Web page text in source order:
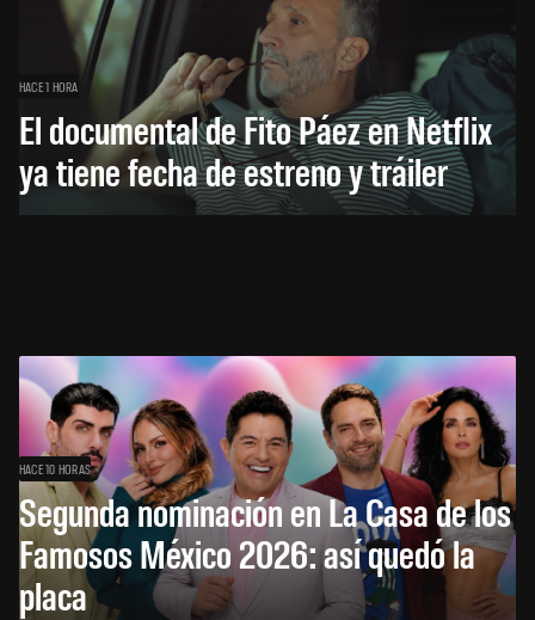
HACE 1 HORA
El documental de Fito Páez en Netflix
ya tiene fecha de estreno y tráiler
HACE 10 HORAS
Segunda nominación en La Casa de los
Famosos México 2026: así quedó la
placa